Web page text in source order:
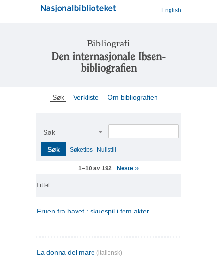
English
Bibliografi
Den internasjonale Ibsen-
bibliografien
Søk Verkliste Om bibliografien
Søk
Søk Søketips Nullstill
1–10 av 192 Neste >>
Tittel
Fruen fra havet : skuespil i fem akter
La donna del mare (italiensk)